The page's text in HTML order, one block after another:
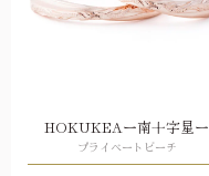
HOKUKEAー南十字星ー
プライベートビーチ